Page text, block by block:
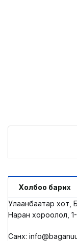
Холбоо барих
Улаанбаатар хот,
Наран хороолол,
Санхүү: